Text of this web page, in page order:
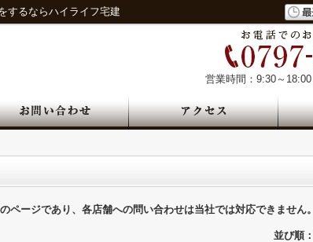
するならハイライフ宅建
営業時間：9:30～18:00
ページであり、各店舗への問い合わせは当社では対応できません。
並び順：